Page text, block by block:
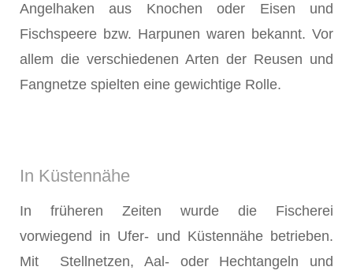
Angelhaken aus Knochen oder Eisen und
Fischspeere bzw. Harpunen waren bekannt. Vor
allem die verschiedenen Arten der Reusen und
Fangnetze spielten eine gewichtige Rolle.
In Küstennähe
In früheren Zeiten wurde die Fischerei
vorwiegend in Ufer- und Küstennähe betrieben.
Mit Stellnetzen, Aal- oder Hechtangeln und